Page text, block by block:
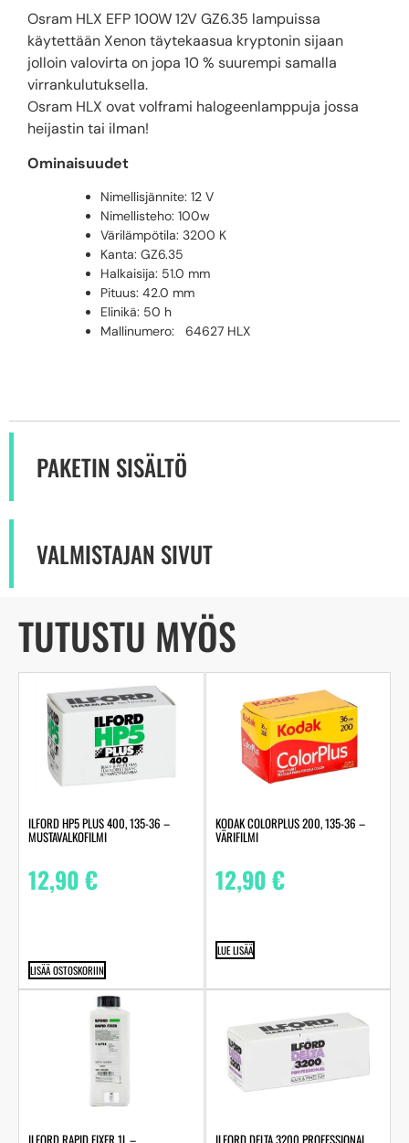
Osram HLX EFP 100W 12V GZ6.35 lampuissa
käytettään Xenon täytekaasua kryptonin sijaan
jolloin valovirta on jopa 10 % suurempi samalla
virrankulutuksella.
Osram HLX ovat volframi halogeenlamppuja jossa
heijastin tai ilman!
Ominaisuudet
Nimellisjännite: 12 V
Nimellisteho: 100w
Värilämpötila: 3200 K
Kanta: GZ6.35
Halkaisija: 51.0 mm
Pituus: 42.0 mm
Elinikä: 50 h
Mallinumero: 64627 HLX
PAKETIN SISÄLTÖ
VALMISTAJAN SIVUT
TUTUSTU MYÖS
ILFORD HP5 PLUS 400, 135-36 –
MUSTAVALKOFILMI
12,90€
LISÄÄ OSTOSKORIIN
KODAK COLORPLUS 200, 135-36 –
VÄRIFILMI
12,90€
LUE LISÄÄ